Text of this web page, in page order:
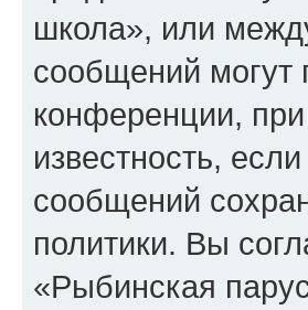
школа», или
сообщений могут
конференции,
известность,
сообщений
политики. Вы
«Рыбинская